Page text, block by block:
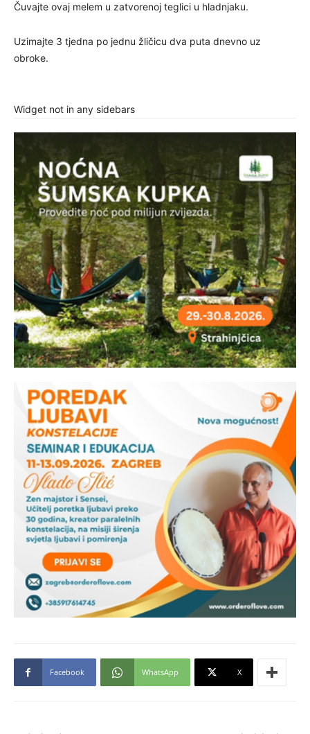
Čuvajte ovaj melem u zatvorenoj teglici u hladnjaku.
Uzimajte 3 tjedna po jednu žličicu dva puta dnevno uz
obroke.
Widget not in any sidebars
Facebook WhatsApp X